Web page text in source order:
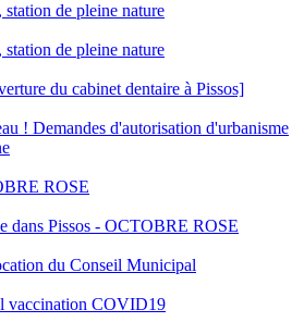
station de pleine nature
station de pleine nature
du cabinet dentaire à Pissos]
! Demandes d'autorisation d'urbanisme
ROSE
dans Pissos - OCTOBRE ROSE
du Conseil Municipal
vaccination COVID19